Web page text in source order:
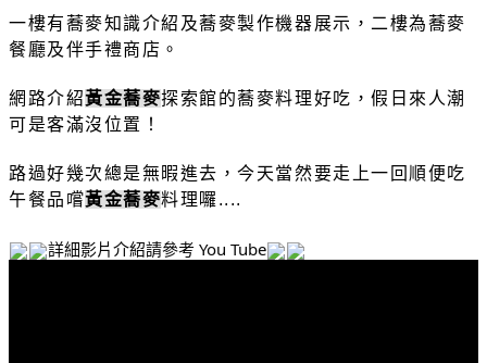
一樓有蕎麥知識介紹及蕎麥製作機器展示，二樓為蕎麥
餐廳及伴手禮商店。
網路介紹黃金蕎麥探索館的蕎麥料理好吃，假日來人潮
可是客滿沒位置！
路過好幾次總是無暇進去 ，今天當然要走上一回順便吃
午餐品嚐黃金蕎麥料理囉....
詳細影片介紹請參考 You Tube